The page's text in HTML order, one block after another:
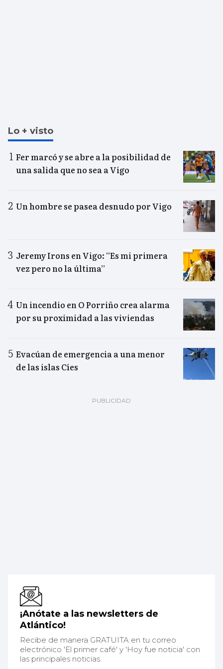
Lo + visto
Fer marcó y se abre a la posibilidad de
una salida que no sea a Vigo
Un hombre se pasea desnudo por Vigo
Jeremy Irons en Vigo: “Es mi primera
vez pero no la última”
Un incendio en O Porriño crea alarma
por su proximidad a las viviendas
Evacúan de emergencia a una menor
de las islas Cíes
¡Anótate a las newsletters de
Atlántico!
Recibe de manera GRATUITA en tu correo
electrónico 'El primer café' y 'Hoy fue noticia' con
las principales noticias.